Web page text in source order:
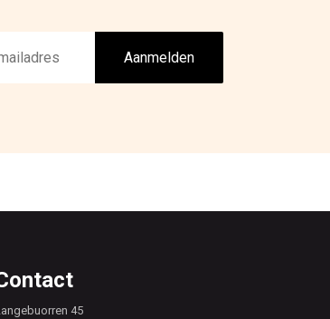
Aanmelden
45